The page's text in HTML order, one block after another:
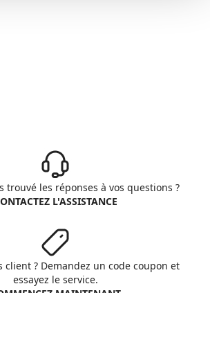
trouvé les réponses à vos questions ?
L'ASSISTANCE
client ? Demandez un code coupon et
essayez le service.
MAINTENANT